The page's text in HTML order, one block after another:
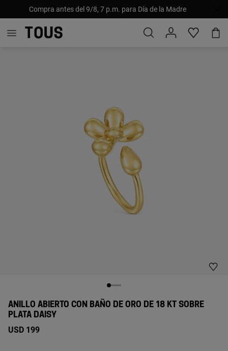
Compra antes del 9/8, 7 p.m. para Día de la Madre
ANILLO ABIERTO CON BAÑO DE ORO DE 18 KT SOBRE
PLATA DAISY
USD 199